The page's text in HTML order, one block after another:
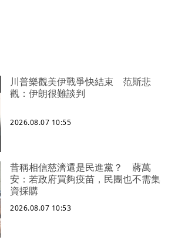
川普樂觀美伊戰爭快結束 范斯悲
觀：伊朗很難談判
2026.08.07 10:55
昔稱相信慈濟還是民進黨？ 蔣萬
安：若政府買夠疫苗，民團也不需集
資採購
2026.08.07 10:53